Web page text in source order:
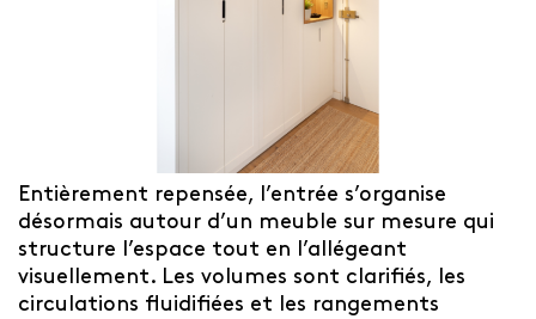
Entièrement repensée, l’entrée s’organise
désormais autour d’un meuble sur mesure qui
structure l’espace tout en l’allégeant
visuellement. Les volumes sont clarifiés, les
circulations fluidifiées et les rangements